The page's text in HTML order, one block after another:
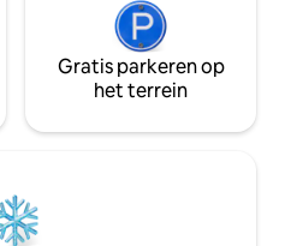
Gratis parkeren op
het terrein